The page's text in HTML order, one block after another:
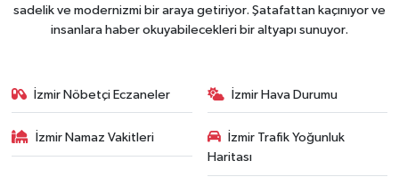
sadelik ve modernizmi bir araya getiriyor. Şatafattan kaçınıyor ve
insanlara haber okuyabilecekleri bir altyapı sunuyor.
İzmir Nöbetçi Eczaneler İzmir Hava Durumu
İzmir Namaz Vakitleri
İzmir Trafik Yoğunluk
Haritası